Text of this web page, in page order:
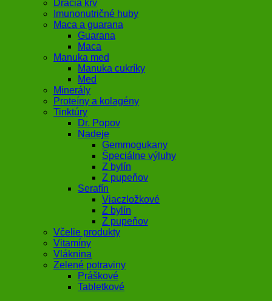
Dračia krv
Imunonutričné huby
Maca a guarana
Guarana
Maca
Manuka med
Manuka cukríky
Med
Minerály
Proteíny a kolagény
Tinktúry
Dr. Popov
Nadeje
Gemmogukany
Špeciálne výluhy
Z bylín
Z pupeňov
Serafín
Viaczložkové
Z bylín
Z pupeňov
Včelie produkty
Vitamíny
Vláknina
Zelené potraviny
Práškové
Tabletkové